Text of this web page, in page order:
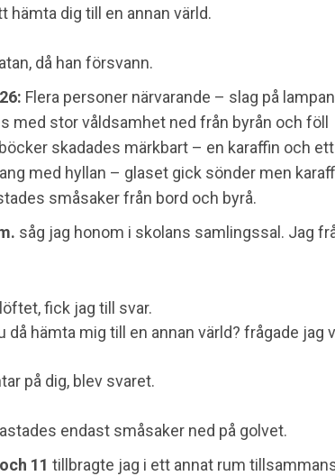
hämta dig till en annan värld.
då han försvann.
Flera personer närvarande – slag på
med stor våldsamhet ned från byrån och föll
skadades märkbart – en karaffin och
med hyllan – glaset gick sönder men
småsaker från bord och byrå.
såg jag honom i skolans samlingssal. Jag
fick jag till svar.
då hämta mig till en annan värld? frågade jag
på dig, blev svaret.
endast småsaker ned på golvet.
11 tillbragte jag i ett annat rum